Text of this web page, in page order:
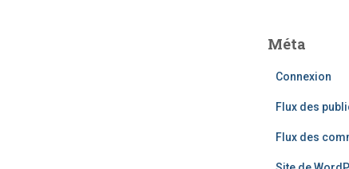
Méta
Connexion
Flux des
Flux des